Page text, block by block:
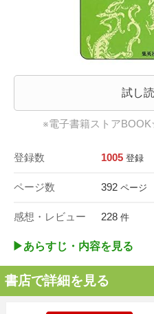
試し
※電子書籍ストア
登録数 1005 登録
ページ数 392 ページ
感想・レビュー 228 件
▶︎あらすじ・内容を見る
書店で詳細を見る